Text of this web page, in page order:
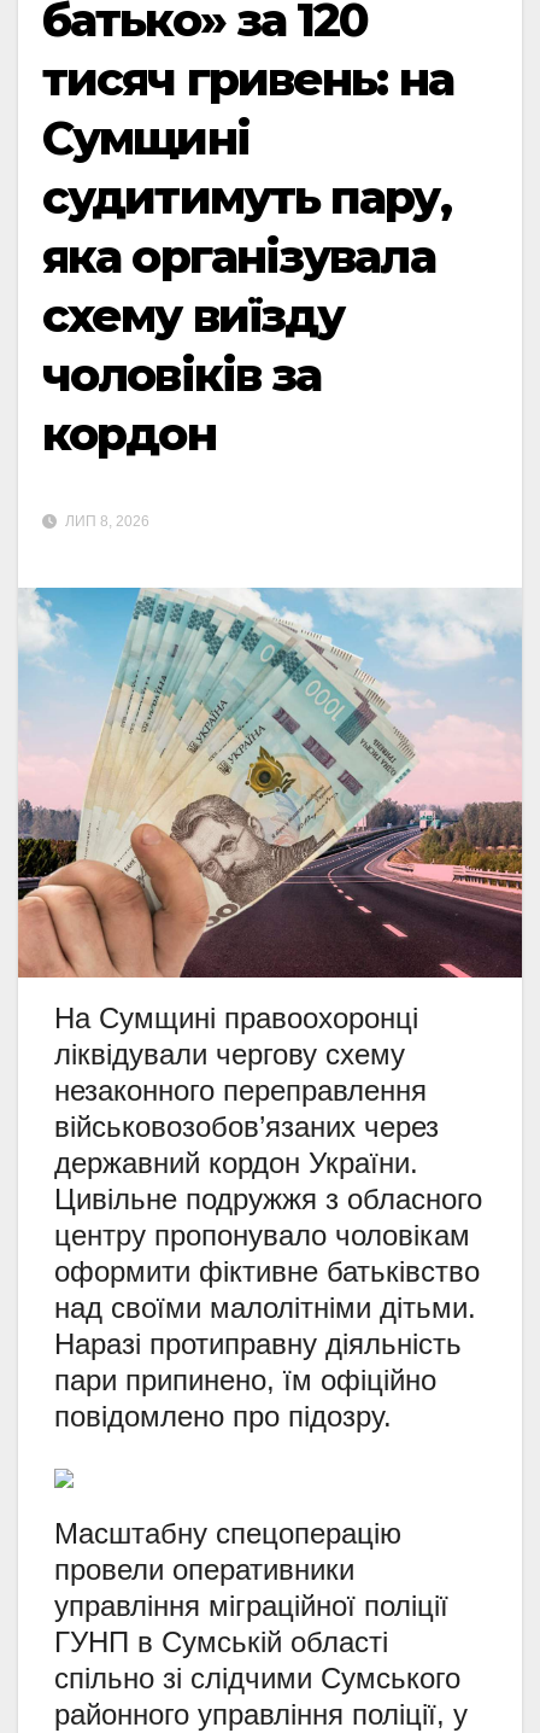
батько» за 120
тисяч гривень: на
Сумщині
судитимуть пару,
яка організувала
схему виїзду
чоловіків за
кордон
ЛИП 8, 2026
На Сумщині правоохоронці
ліквідували чергову схему
незаконного переправлення
військовозобов’язаних через
державний кордон України.
Цивільне подружжя з обласного
центру пропонувало чоловікам
оформити фіктивне батьківство
над своїми малолітніми дітьми.
Наразі протиправну діяльність
пари припинено, їм офіційно
повідомлено про підозру.
Масштабну спецоперацію
провели оперативники
управління міграційної поліції
ГУНП в Сумській області
спільно зі слідчими Сумського
районного управління поліції, у